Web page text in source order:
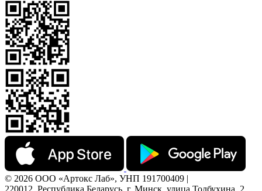
© 2026 ООО «Артокс Лаб», УНП 191700409 |
220012, Республика Беларусь, г. Минск, улица Толбухина, 2,